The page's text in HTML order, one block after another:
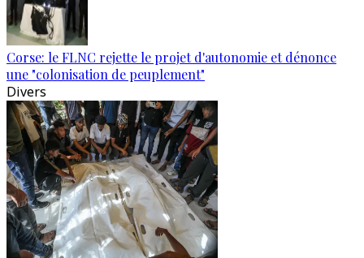
Corse: le FLNC rejette le projet d'autonomie et dénonce
une "colonisation de peuplement"
Divers